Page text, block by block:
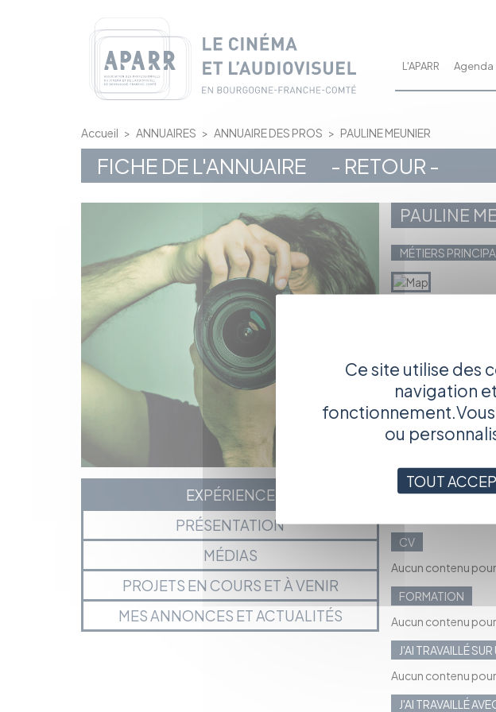
L'APARR Agenda
Accueil > ANNUAIRES > ANNUAIRE DES PROS > PAULINE MEUNIER
FICHE DE L'ANNUAIRE - RETOUR -
PAULINE
MÉTIERS
EXPÉRIENCE
PRÉSENTATION
MÉDIAS
PROJETS EN COURS ET À VENIR
MES ANNONCES ET ACTUALITÉS
EXPÉRIENCES
CV
Aucun contenu
FORMATION
Aucun contenu
J'AI TRAVAILLÉ
Aucun contenu
J'AI TRAVAILLÉ
Ce site utilise des
navigation
ou
TOUT